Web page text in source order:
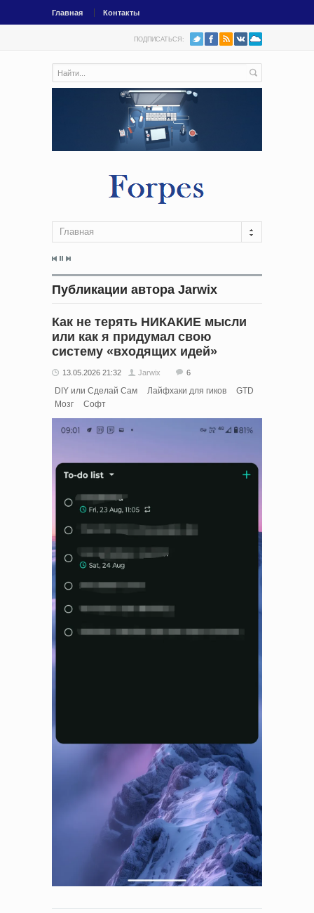
Главная Контакты
ПОДПИСАТЬСЯ:
Главная
Публикации автора Jarwix
Как не терять НИКАКИЕ мысли
или как я придумал свою
систему «входящих идей»
13.05.2026 21:32 Jarwix 6
DIY или Сделай Сам Лайфхаки для гиков
GTD
Мозг
Софт